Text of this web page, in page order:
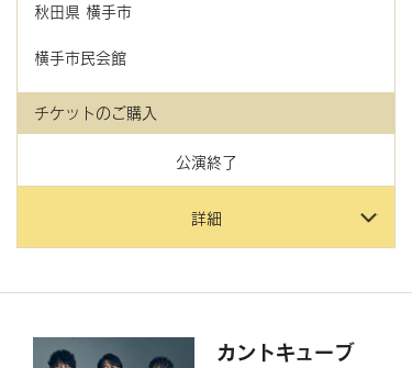
秋田県 横手市
横手市民会館
チケットのご購入
公演終了
詳細
カントキューブ